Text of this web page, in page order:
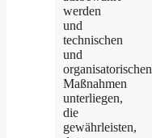
werden
und
technischen
und
organisatorischen
Maßnahmen
unterliegen,
die
gewährleisten,